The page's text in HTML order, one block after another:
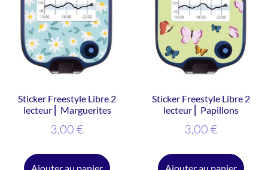
Sticker Freestyle Libre 2
lecteur ⎜ Marguerites
3,00 €
Sticker Freestyle Libre 2
lecteur ⎜ Papillons
3,00 €